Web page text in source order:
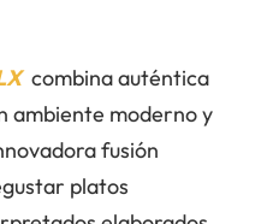
combina auténtica
ambiente moderno y
fusión
platos